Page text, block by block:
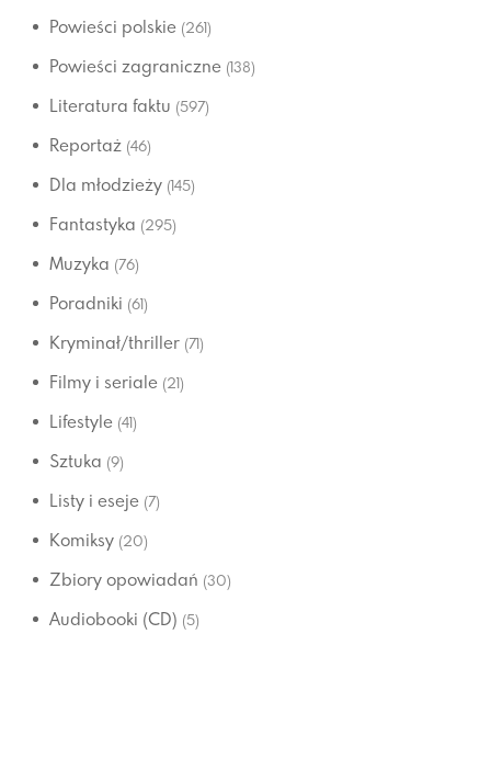
Powieści polskie (261)
Powieści zagraniczne (138)
Literatura faktu (597)
Reportaż (46)
Dla młodzieży (145)
Fantastyka (295)
Muzyka (76)
Poradniki (61)
Kryminał/thriller (71)
Filmy i seriale (21)
Lifestyle (41)
Sztuka (9)
Listy i eseje (7)
Komiksy (20)
Zbiory opowiadań (30)
Audiobooki (CD) (5)